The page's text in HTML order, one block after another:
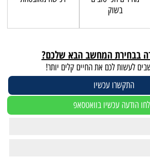
בשוק
בבחירת המחשב הבא שלכם?
לעשות לכם את החיים קלים יותר!
התקשרו עכשיו
הודעה עכשיו בוואטסאפ